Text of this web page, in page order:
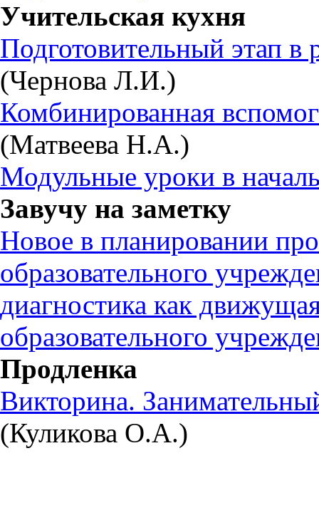
Учительская кухня
Подготовительный этап в
(Чернова Л.И.)
Комбинированная
(Матвеева Н.А.)
Модульные уроки в
Завучу на заметку
Новое в планировании
образовательного
диагностика как
образовательного
Продленка
Викторина.
(Куликова О.А.)